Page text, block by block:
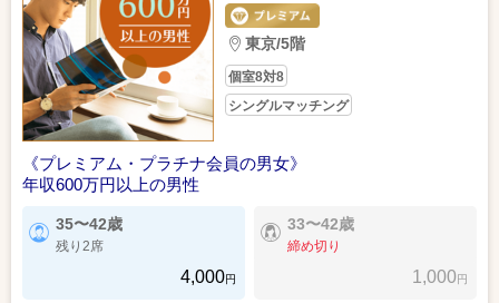
東京/5階
個室8対8
シングルマッチング
《プレミアム・プラチナ会員の男女》
年収600万円以上の男性
35〜42歳
残り2席
4,000円
33〜42歳
締め切り
1,000円